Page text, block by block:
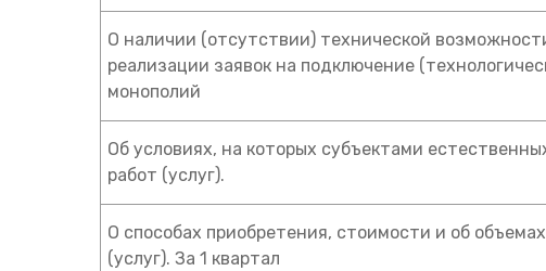
О наличии (отсутствии) технической
реализации заявок на подключение
монополий
Об условиях, на которых субъектами
работ (услуг).
О способах приобретения, стоимости и об
(услуг). За 1 квартал